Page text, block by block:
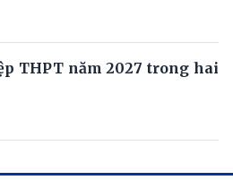
THPT năm 2027 trong hai